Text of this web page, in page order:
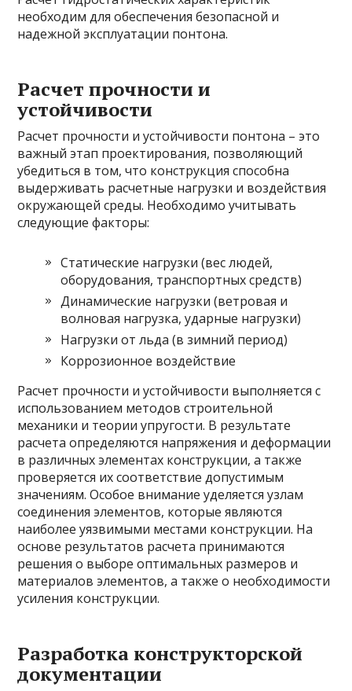
необходим для обеспечения безопасной и
надежной эксплуатации понтона.
Расчет прочности и
устойчивости
Расчет прочности и устойчивости понтона – это
важный этап проектирования, позволяющий
убедиться в том, что конструкция способна
выдерживать расчетные нагрузки и воздействия
окружающей среды. Необходимо учитывать
следующие факторы:
Статические нагрузки (вес людей,
оборудования, транспортных средств)
Динамические нагрузки (ветровая и
волновая нагрузка, ударные нагрузки)
Нагрузки от льда (в зимний период)
Коррозионное воздействие
Расчет прочности и устойчивости выполняется с
использованием методов строительной
механики и теории упругости. В результате
расчета определяются напряжения и деформации
в различных элементах конструкции, а также
проверяется их соответствие допустимым
значениям. Особое внимание уделяется узлам
соединения элементов, которые являются
наиболее уязвимыми местами конструкции. На
основе результатов расчета принимаются
решения о выборе оптимальных размеров и
материалов элементов, а также о необходимости
усиления конструкции.
Разработка конструкторской
документации